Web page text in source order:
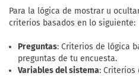
Para la lógica de mostrar u
criterios basados en lo siguiente:
Preguntas: Criterios de lógica
preguntas de tu encuesta.
Variables del sistema: Criterios